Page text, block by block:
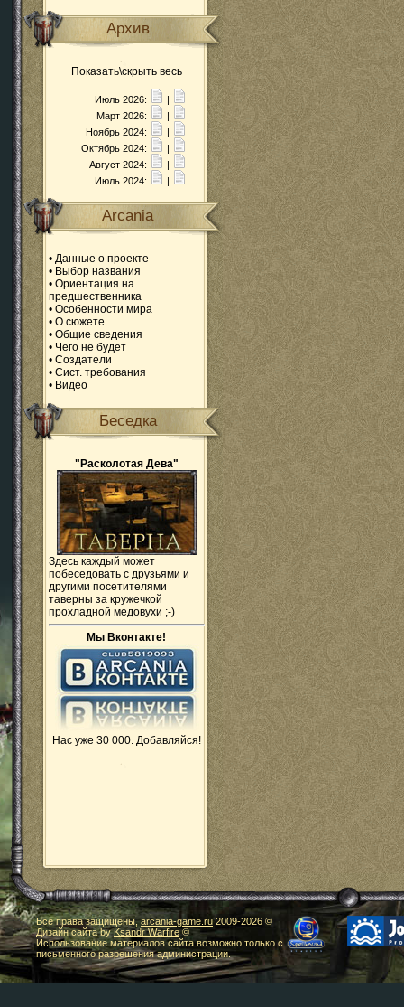
Архив
Показать\скрыть весь
Июль 2026:
|
Март 2026:
|
Ноябрь 2024:
|
Октябрь 2024:
|
Август 2024:
|
Июль 2024:
|
Arcania
• Данные о проекте
• Выбор названия
• Ориентация на
предшественника
• Особенности мира
• О сюжете
• Общие сведения
• Чего не будет
• Создатели
• Сист. требования
• Видео
Беседка
"Расколотая Дева"
Здесь каждый может
побеседовать с друзьями и
другими посетителями
таверны за кружечкой
прохладной медовухи ;-)
Мы Вконтакте!
Нас уже 30 000. Добавляйся!
Все права защищены,arcania-game.ru2009-2026 ©
Дизайн сайта byKsandr Warfire©
Использование материалов сайта возможно только с
письменного разрешения администрации.